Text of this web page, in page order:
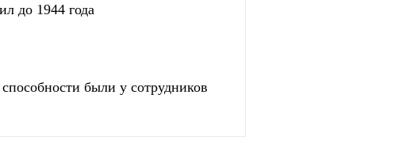
до 1944 года
были у сотрудников